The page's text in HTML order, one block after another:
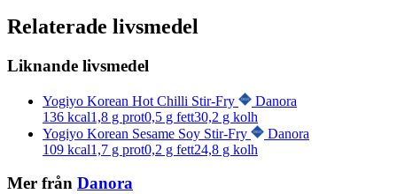
Relaterade livsmedel
Liknande livsmedel
Yogiyo Korean Hot Chilli Stir-Fry
Danora
136 kcal1,8 g prot0,5 g fett30,2 g kolh
Yogiyo Korean Sesame Soy Stir-Fry
Danora
109 kcal1,7 g prot0,2 g fett24,8 g kolh
Mer från Danora